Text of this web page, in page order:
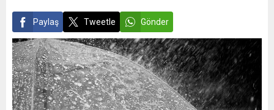
Paylaş Tweetle Gönder